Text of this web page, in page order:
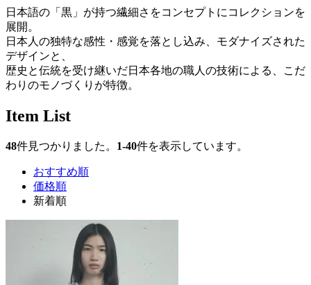
日本語の「黒」が持つ繊細さをコンセプトにコレクションを
展開。
日本人の独特な感性・感覚を落とし込み、モダナイズされた
デザインと、
歴史と伝統を受け継いだ日本各地の職人の技術による、こだ
わりのモノづくりが特徴。
Item List
48件見つかりました。 1-40件を表示しています。
おすすめ順
価格順
新着順